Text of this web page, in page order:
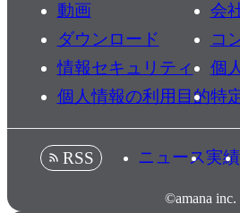
動画
会
ダウンロード
コ
情報セキュリティ
個
個人情報の利用目的特
©amana inc.
RSS ニュース実績